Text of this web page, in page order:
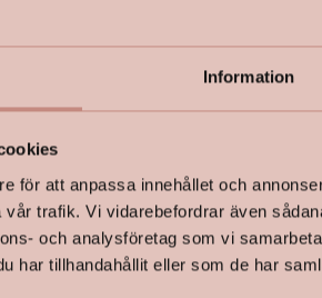
Information
för att anpassa innehållet och
trafik. Vi vidarebefordrar även
och analysföretag som vi
har tillhandahållit eller som de har